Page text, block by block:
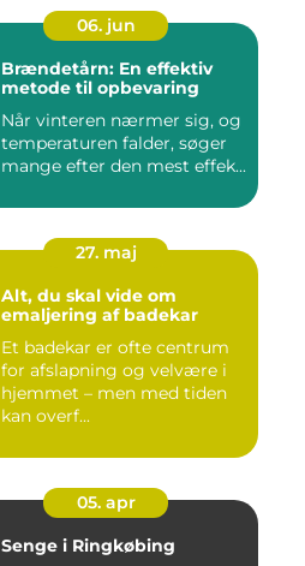
06. jun
Brændetårn: En effektiv
metode til opbevaring
Når vinteren nærmer sig, og
temperaturen falder, søger
mange efter den mest effek...
27. maj
Alt, du skal vide om
emaljering af badekar
Et badekar er ofte centrum
for afslapning og velvære i
hjemmet – men med tiden
kan overf...
05. apr
Senge i Ringkøbing